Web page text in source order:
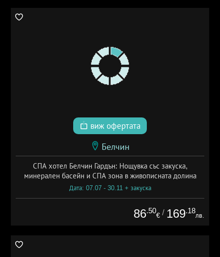
виж офертата
Белчин
СПА хотел Белчин Гардън: Нощувка със закуска,
минерален басейн и СПА зона в живописната долина
Дата: 07.07 - 30.11 + закуска
86.50
€ / 169.18
лв.